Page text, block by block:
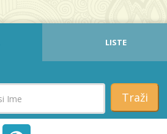
LISTE
Traži